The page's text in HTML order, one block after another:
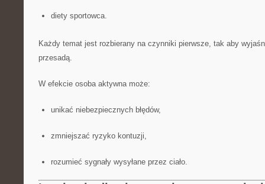
diety sportowca.
Każdy temat jest rozbierany na czynniki pierwsze, tak aby
przesadą.
W efekcie osoba aktywna może:
unikać niebezpiecznych błędów,
zmniejszać ryzyko kontuzji,
rozumieć sygnały wysyłane przez ciało.